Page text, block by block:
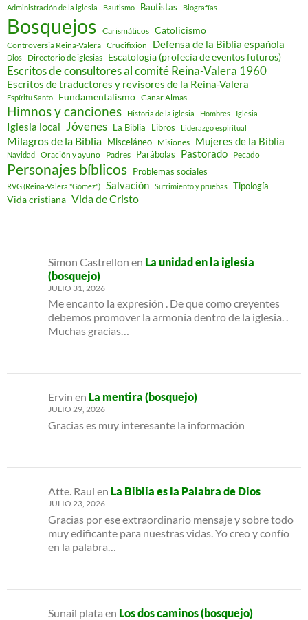
Administración de la iglesia Bautismo Bautistas Biografías
Bosquejos Carismáticos Catolicismo
Controversia Reina-Valera Crucifixión Defensa de la Biblia española
Dios Directorio de iglesias Escatología (profecía de eventos futuros)
Escritos de consultores al comité Reina-Valera 1960
Escritos de traductores y revisores de la Reina-Valera
Espíritu Santo Fundamentalismo Ganar Almas
Himnos y canciones Historia de la iglesia Hombres Iglesia
Iglesia local Jóvenes La Biblia Libros Liderazgo espiritual
Milagros de la Biblia Misceláneo Misiones Mujeres de la Biblia
Navidad Oración y ayuno Padres Parábolas Pastorado Pecado
Personajes bíblicos Problemas sociales
RVG (Reina-Valera "Gómez") Salvación Sufrimiento y pruebas Tipología
Vida cristiana Vida de Cristo
Simon Castrellon en La unidad en la iglesia
(bosquejo)
JULIO 31, 2026
Me encanto la expresión . De que como creyentes
debemos promover la armonía dentro de la iglesia. .
Muchas gracias…
Ervin en La mentira (bosquejo)
JULIO 29, 2026
Gracias es muy interesante la información
Atte. Raul en La Biblia es la Palabra de Dios
JULIO 23, 2026
Gracias por ese extraordinario mensaje y sobre todo
muy edificante para nuestras vidas. Yo creo y confío
en la palabra…
Sunail plata en Los dos caminos (bosquejo)